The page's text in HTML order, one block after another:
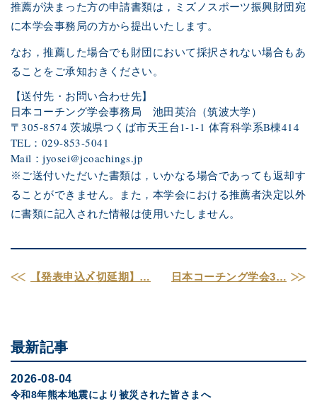
推薦が決まった方の申請書類は，ミズノスポーツ振興財団宛
に本学会事務局の方から提出いたします。
なお，推薦した場合でも財団において採択されない場合もあ
ることをご承知おきください。
【送付先・お問い合わせ先】
日本コーチング学会事務局　池田英治（筑波大学）
〒305-8574 茨城県つくば市天王台1-1-1 体育科学系B棟414
TEL：029-853-5041
Mail：jyosei@jcoachings.jp
※ご送付いただいた書類は，いかなる場合であっても返却す
ることができません。また，本学会における推薦者決定以外
に書類に記入された情報は使用いたしません。
【発表申込〆切延期】… 日本コーチング学会3…
最新記事
2026-08-04
令和8年熊本地震により被災された皆さまへ